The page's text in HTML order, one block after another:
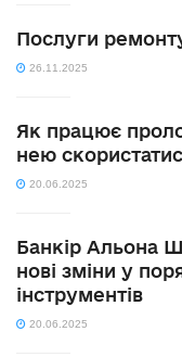
Послуги
26.11.2025
Як працює
нею
20.06.2025
Банкір Альона
нові зміни у
інструментів
20.06.2025